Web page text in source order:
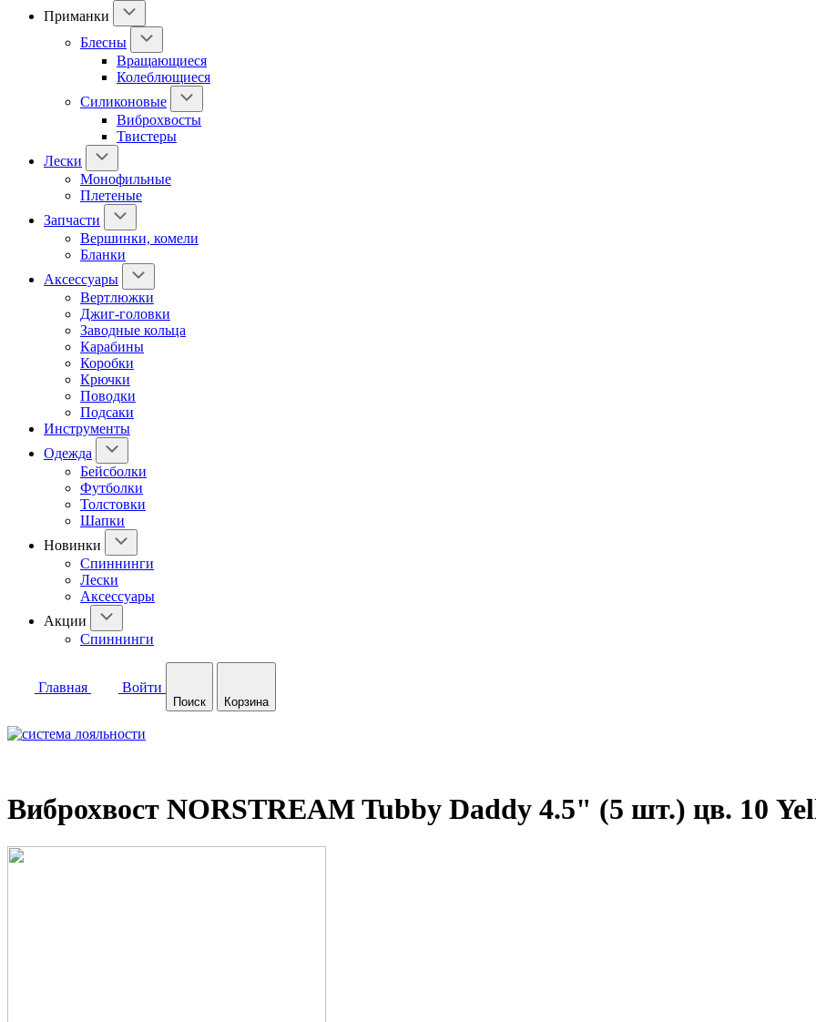
Приманки
Блесны
Вращающиеся
Колеблющиеся
Силиконовые
Виброхвосты
Твистеры
Лески
Монофильные
Плетеные
Запчасти
Вершинки, комели
Бланки
Аксессуары
Вертлюжки
Джиг-головки
Заводные кольца
Карабины
Коробки
Крючки
Поводки
Подсаки
Инструменты
Одежда
Бейсболки
Футболки
Толстовки
Шапки
Новинки
Спиннинги
Лески
Аксессуары
Акции
Спиннинги
Главная Войти
Поиск Корзина
Виброхвост NORSTREAM Tubby Daddy 4.5" (5 шт.) цв. 10